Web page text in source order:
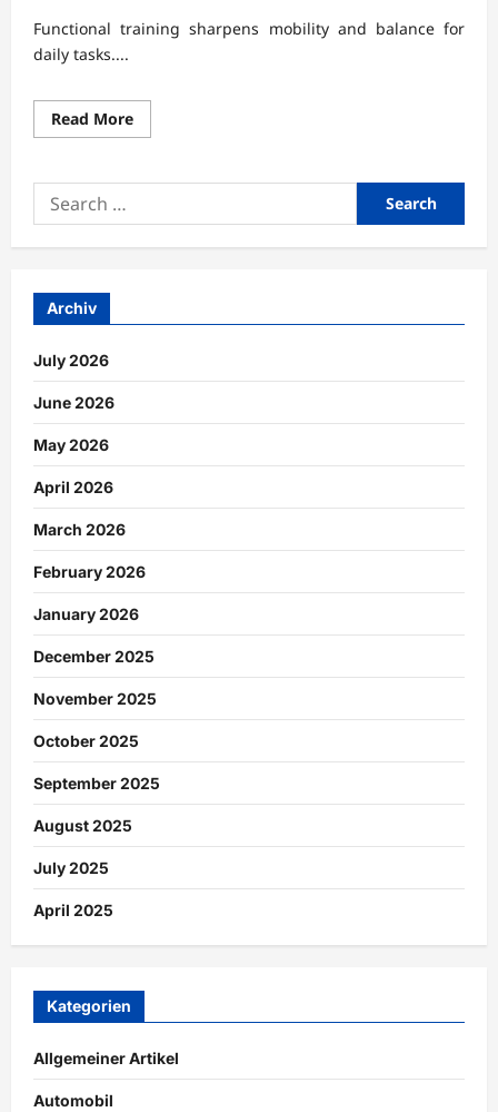
Functional training sharpens mobility and balance for
daily tasks....
Read MoreRead
more
und
funktionelles
Search
for:
Archiv
July 2026
June 2026
May 2026
April 2026
March 2026
February 2026
January 2026
December 2025
November 2025
October 2025
September 2025
August 2025
July 2025
April 2025
Kategorien
Allgemeiner Artikel
Automobil